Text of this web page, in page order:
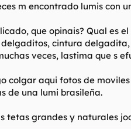
m encontrado lumis con
que opinais? Qual es
cintura delgadita,
veces, lastima que s
colgar aqui fotos de
de una lumi brasileña.
tetas grandes y naturales